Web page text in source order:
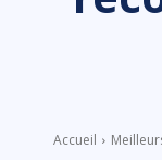
Accueil